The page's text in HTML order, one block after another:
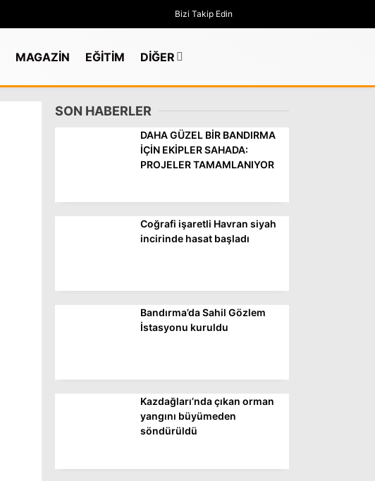
GÜNDEM
DÜNYA
EKONOMİ
SPOR
Bizi Takip Edin
MAGAZİN EĞİTİM DİĞER
SON HABERLER
DAHA GÜZEL BİR BANDIRMA
İÇİN EKİPLER SAHADA:
PROJELER TAMAMLANIYOR
Coğrafi işaretli Havran siyah
incirinde hasat başladı
Bandırma’da Sahil Gözlem
İstasyonu kuruldu
Kazdağları’nda çıkan orman
yangını büyümeden
söndürüldü